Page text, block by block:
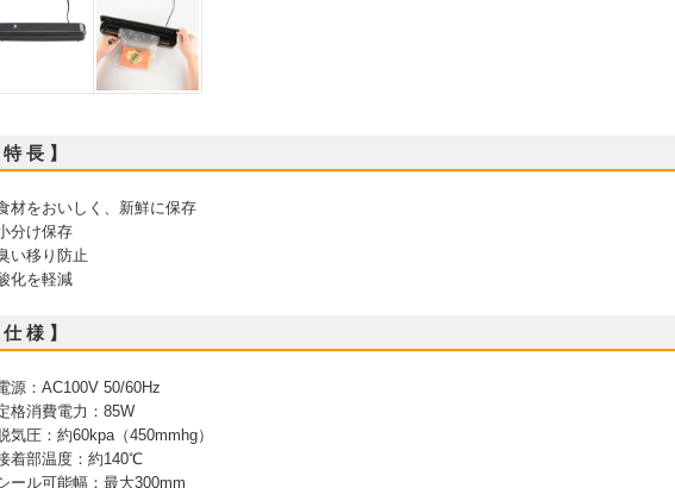
特 長 】
材をおいしく、新鮮に保存
分け保存
い移り防止
化を軽減
仕 様 】
源：AC100V 50/60Hz
格消費電力：85W
気圧：約60kpa（450mmhg）
着部温度：約140℃
ール可能幅：最大300mm